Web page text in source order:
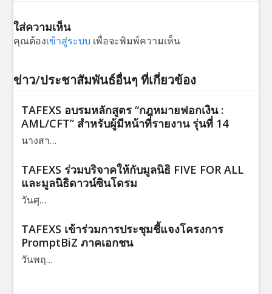
ใส่ความเห็น
คุณต้องเข้าสู่ระบบ เพื่อจะพิมพ์ความเห็น
ข่าว/ประชาสัมพันธ์อื่นๆ ที่เกี่ยวข้อง
TAFEXS อบรมหลักสูตร “กฎหมายฟอกเงิน :
AML/CFT” สำหรับผู้มีหน้าที่รายงาน รุ่นที่ 14
นางสา…
TAFEXS ร่วมบริจาคให้กับมูลนิธิ FIVE FOR ALL
และมูลนิธิดาวน์ซินโดรม
วันศุ…
TAFEXS เข้าร่วมการประชุมชี้แจงโครงการ
PromptBiZ ภาคเอกชน
วันพฤ…